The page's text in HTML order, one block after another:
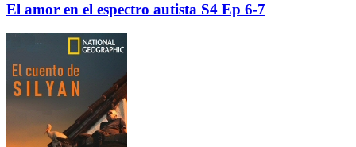
El amor en el espectro autista S4 Ep 6-7